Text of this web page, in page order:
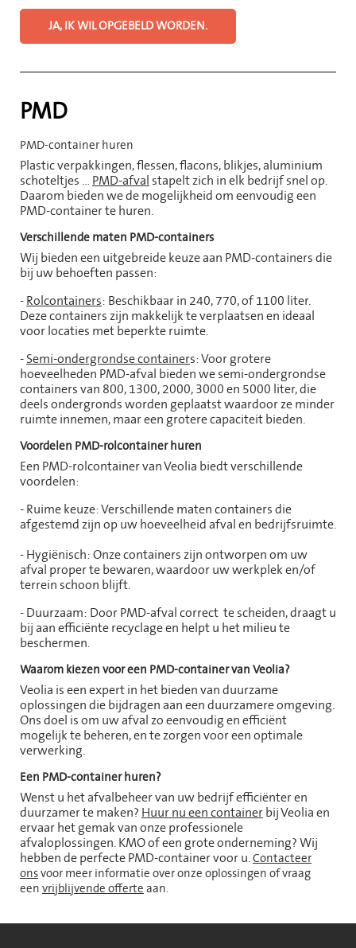
JA, IK WIL OPGEBELD WORDEN.
PMD
PMD-container huren​
Plastic verpakkingen, flessen, flacons, blikjes, aluminium
schoteltjes … PMD-afval stapelt zich in elk bedrijf snel op.
Daarom bieden we de mogelijkheid om eenvoudig een
PMD-container te huren.
Verschillende maten PMD-containers
Wij bieden een uitgebreide keuze aan PMD-containers die
bij uw behoeften passen:
-Rolcontainers: Beschikbaar in 240, 770, of 1100 liter.
Deze containers zijn makkelijk te verplaatsen en ideaal
voor locaties met beperkte ruimte.
-Semi-ondergrondse containers: Voor grotere
hoeveelheden PMD-afval bieden we semi-ondergrondse
containers van 800, 1300, 2000, 3000 en 5000 liter, die
deels ondergronds worden geplaatst waardoor ze minder
ruimte innemen, maar een grotere capaciteit bieden.
Voordelen PMD-rolcontainer huren
Een PMD-rolcontainer van Veolia biedt verschillende
voordelen:
- Ruime keuze: Verschillende maten containers die
afgestemd zijn op uw hoeveelheid afval en bedrijfsruimte.
- Hygiënisch: Onze containers zijn ontworpen om uw
afval proper te bewaren, waardoor uw werkplek en/of
terrein schoon blijft.
- Duurzaam: Door PMD-afval correct te scheiden, draagt u
bij aan efficiënte recyclage en helpt u het milieu te
beschermen.
Waarom kiezen voor een PMD-container van Veolia?
Veolia is een expert in het bieden van duurzame
oplossingen die bijdragen aan een duurzamere omgeving.
Ons doel is om uw afval zo eenvoudig en efficiënt
mogelijk te beheren, en te zorgen voor een optimale
verwerking.
Een PMD-container huren?
Wenst u het afvalbeheer van uw bedrijf efficiënter en
duurzamer te maken? Huur nu een containerbij Veolia en
ervaar het gemak van onze professionele
afvaloplossingen. KMO of een grote onderneming? Wij
hebben de perfecte PMD-container voor u.Contacteer
onsvoor meer informatie over onze oplossingen of vraag
eenvrijblijvende offerteaan.